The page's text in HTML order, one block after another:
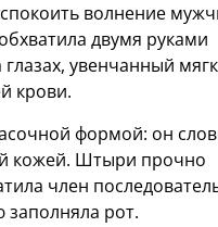
волнение
двумя руками
увенчанный
крови.
формой: он
кожей. Штыри прочно
член
заполняла рот.